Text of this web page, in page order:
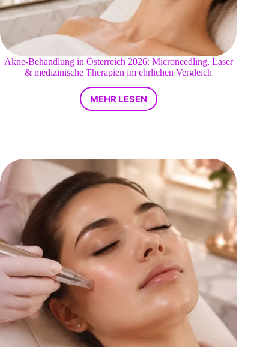
Akne-Behandlung in Österreich 2026: Microneedling, Laser
& medizinische Therapien im ehrlichen Vergleich
MEHR LESEN